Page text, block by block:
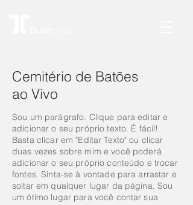
Cemitério de Batões
ao Vivo
Sou um parágrafo. Clique para editar e
adicionar o seu próprio texto. É fácil!
Basta clicar em "Editar Texto" ou clicar
duas vezes sobre mim e você poderá
adicionar o seu próprio conteúdo e trocar
fontes. Sinta-se à vontade para arrastar e
soltar em qualquer lugar da página. Sou
um ótimo lugar para você contar sua